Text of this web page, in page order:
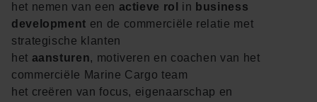
het nemen van een actieve rol in business
development en de commerciële relatie met
strategische klanten
het aansturen, motiveren en coachen van het
commerciële Marine Cargo team
het creëren van focus, eigenaarschap en